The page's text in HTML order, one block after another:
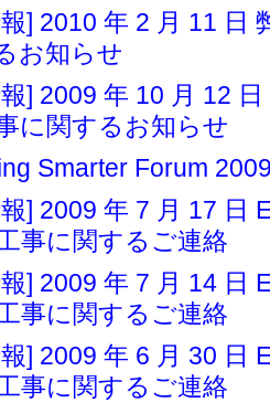
] 2010 年 2 月 11 日
お知らせ
] 2009 年 10 月 12
に関するお知らせ
Smarter Forum
] 2009 年 7 月 17 日
事に関するご連絡
] 2009 年 7 月 14 日
事に関するご連絡
] 2009 年 6 月 30 日
事に関するご連絡